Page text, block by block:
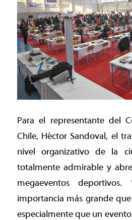
Para el representante del
Chile, Héctor Sandoval, el
nivel organizativo de la
totalmente admirable y
megaeventos
importancia más grande
especialmente que un